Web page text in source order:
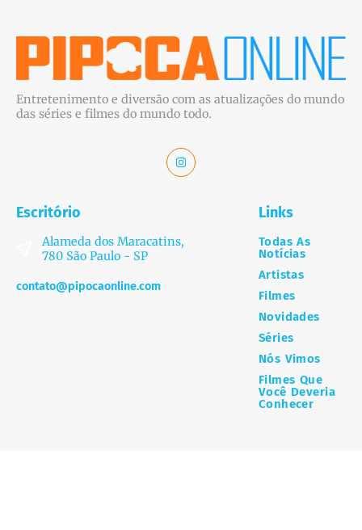
Entretenimento e diversão com as atualizações do mundo
das séries e filmes do mundo todo.
Escritório
Alameda dos Maracatins,
780 São Paulo - SP
contato@pipocaonline.com
Links
Todas As
Notícias
Artistas
Filmes
Novidades
Séries
Nós Vimos
Filmes Que
Você Deveria
Conhecer